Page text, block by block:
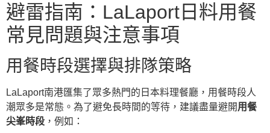
避雷指南：LaLaport日料用餐
常見問題與注意事項
用餐時段選擇與排隊策略
LaLaport南港匯集了眾多熱門的日本料理餐廳，用餐時段人
潮眾多是常態。為了避免長時間的等待，建議盡量避開用餐
尖峯時段 ，例如：